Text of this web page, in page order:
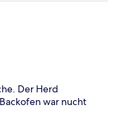
Der Herd
war nucht